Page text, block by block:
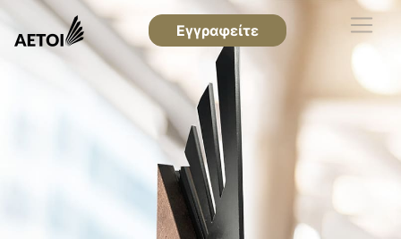
Εγγραφείτε